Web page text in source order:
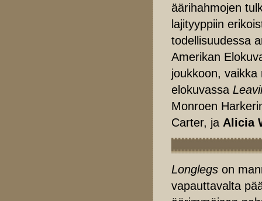
äärihahmojen
lajityyppiin
todellisuudessa
Amerikan
joukkoon,
elokuvassa
Monroen
Carter, ja Alicia
Longlegs on
vapauttavalta